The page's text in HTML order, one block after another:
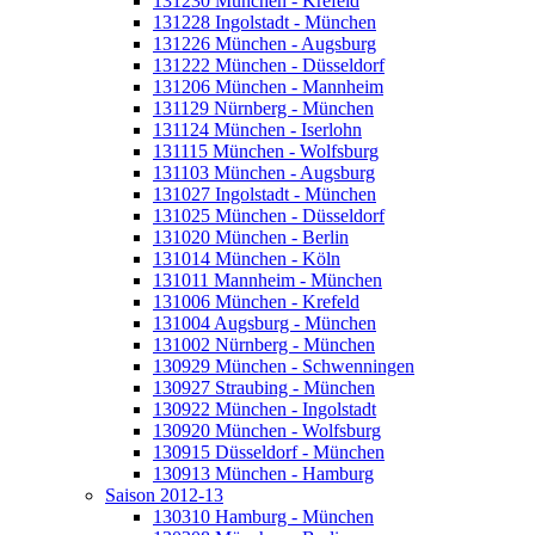
131228 Ingolstadt - München
131226 München - Augsburg
131222 München - Düsseldorf
131206 München - Mannheim
131129 Nürnberg - München
131124 München - Iserlohn
131115 München - Wolfsburg
131103 München - Augsburg
131027 Ingolstadt - München
131025 München - Düsseldorf
131020 München - Berlin
131014 München - Köln
131011 Mannheim - München
131006 München - Krefeld
131004 Augsburg - München
131002 Nürnberg - München
130929 München - Schwenningen
130927 Straubing - München
130922 München - Ingolstadt
130920 München - Wolfsburg
130915 Düsseldorf - München
130913 München - Hamburg
Saison 2012-13
130310 Hamburg - München